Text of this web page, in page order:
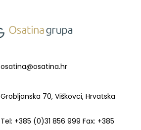
osatina@osatina.hr
Grobljanska 70, Viškovci, Hrvatska
Tel: +385 (0)31 856 999 Fax: +385